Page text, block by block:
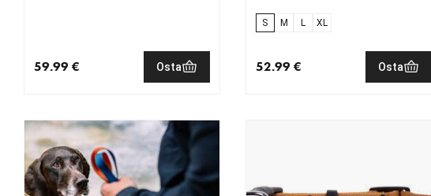
59.99 € Osta
S M L XL
52.99 € Osta